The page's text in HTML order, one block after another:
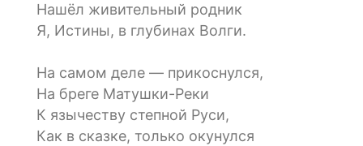
Нашёл живительный родник
Я, Истины, в глубинах Волги.
На самом деле — прикоснулся,
На бреге Матушки-Реки
К язычеству степной Руси,
Как в сказке, только окунулся